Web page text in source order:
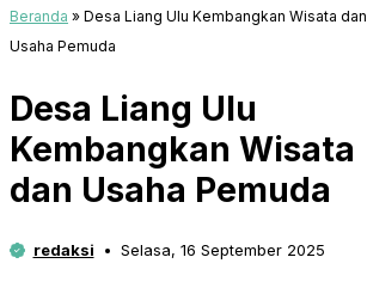
Beranda » Desa Liang Ulu Kembangkan Wisata dan
Usaha Pemuda
Desa Liang Ulu
Kembangkan Wisata
dan Usaha Pemuda
redaksi Selasa, 16 September 2025